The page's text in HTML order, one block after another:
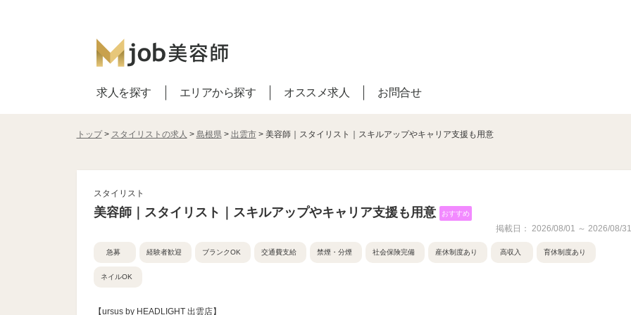
求人を探す エリアから探す オススメ求人 お問合せ
トップ> スタイリストの求人 > 島根県> 出雲市> 美容師｜スタイリスト｜スキルアップやキャリア支援も用意
スタイリスト
美容師｜スタイリスト｜スキルアップやキャリア支援も用意 おすすめ
掲載日： 2026/08/01 ～ 2026/08/31
急募 経験者歓迎 ブランクOK 交通費支給 禁煙・分煙 社会保険完備 産休制度あり 高収入 育休制度あり
ネイルOK
【ursus by HEADLIGHT 出雲店】